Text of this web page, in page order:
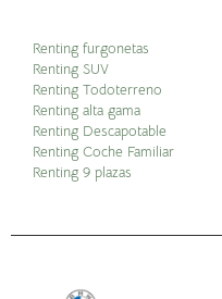
Renting furgonetas
Renting SUV
Renting Todoterreno
Renting alta gama
Renting Descapotable
Renting Coche Familiar
Renting 9 plazas